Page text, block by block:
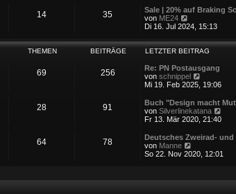
g
B
i
r
e
s
e
B
e
t
r
a
14 35
Sale | 20% auf Braking
von ME24
e
e
s
e
r
B
i
t
r
g
Di 16. Jul 2024, 15:13
THEMEN BEITRÄGE LETZTER BEITRAG
69 256
Re: PN Postausgang
von schnippel
e
e
s
t
r
B
i
Mi 19. Feb 2025, 19:06
28 91
Buch "Design macht
von Silverlinekatana
e
t
Fr 13. Mär 2020, 21:40
64 78
Deutsches Zweirad-
von Manne
e
So 22. Nov 2020, 12:01